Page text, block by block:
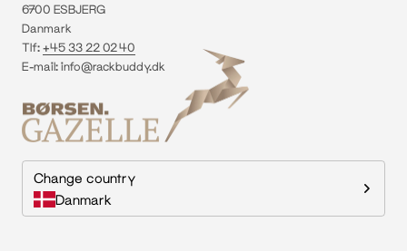
6700 ESBJERG
Danmark
Tlf:+45 33 22 02 40
E-mail:info@rackbuddy.dk
Change country
Danmark